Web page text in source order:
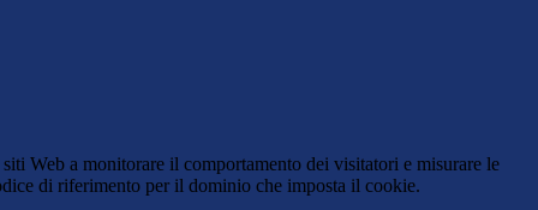
Web a monitorare il comportamento dei visitatori e misurare le
di riferimento per il dominio che imposta il cookie.